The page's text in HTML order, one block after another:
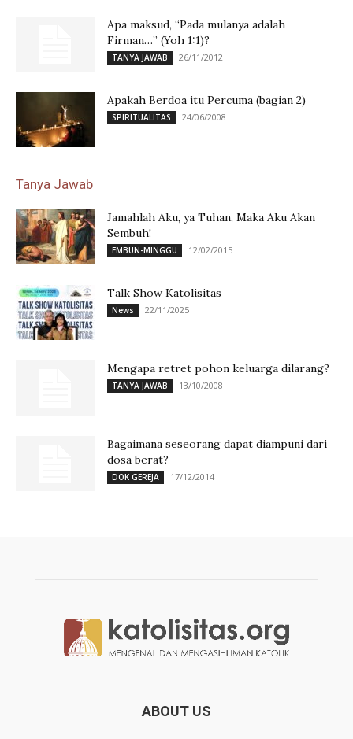
Apa maksud, “Pada mulanya adalah
Firman…” (Yoh 1:1)?
TANYA JAWAB 26/11/2012
Apakah Berdoa itu Percuma (bagian 2)
SPIRITUALITAS 24/06/2008
Tanya Jawab
Jamahlah Aku, ya Tuhan, Maka Aku Akan
Sembuh!
EMBUN-MINGGU 12/02/2015
Talk Show Katolisitas
News 22/11/2025
Mengapa retret pohon keluarga dilarang?
TANYA JAWAB 13/10/2008
Bagaimana seseorang dapat diampuni dari
dosa berat?
DOK GEREJA 17/12/2014
ABOUT US